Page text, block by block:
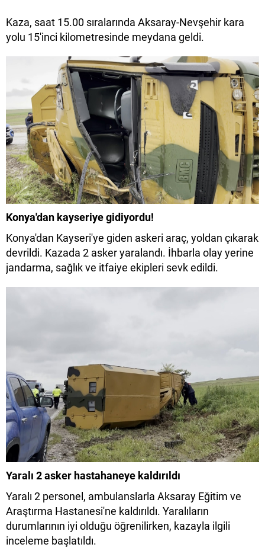
Kaza, saat 15.00 sıralarında Aksaray-Nevşehir kara
yolu 15'inci kilometresinde meydana geldi.
Konya'dan kayseriye gidiyordu!
Konya'dan Kayseri'ye giden askeri araç, yoldan çıkarak
devrildi. Kazada 2 asker yaralandı. İhbarla olay yerine
jandarma, sağlık ve itfaiye ekipleri sevk edildi.
Yaralı 2 asker hastahaneye kaldırıldı
Yaralı 2 personel, ambulanslarla Aksaray Eğitim ve
Araştırma Hastanesi'ne kaldırıldı. Yaralıların
durumlarının iyi olduğu öğrenilirken, kazayla ilgili
inceleme başlatıldı.